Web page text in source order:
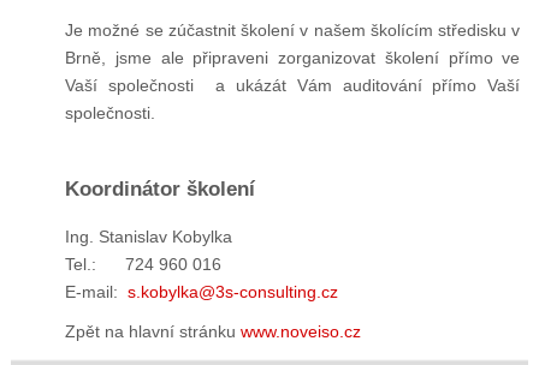
Je možné se zúčastnit školení v našem školícím středisku v
Brně, jsme ale připraveni zorganizovat školení přímo ve
Vaší společnosti a ukázát Vám auditování přímo Vaší
společnosti.
Koordinátor školení
Ing. Stanislav Kobylka
Tel.: 724 960 016
E-mail: s.kobylka@3s-consulting.cz
Zpět na hlavní stránku www.noveiso.cz